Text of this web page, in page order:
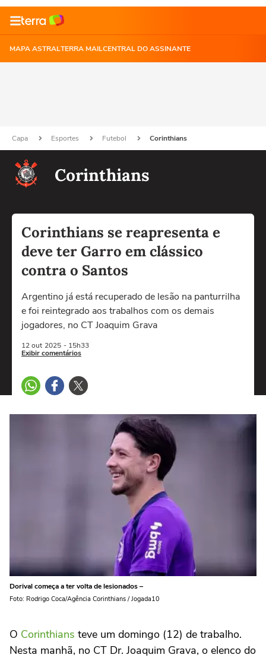
MAPA ASTRALTERRA MAILCENTRAL DO ASSINANTE
Capa Esportes Futebol Corinthians
Corinthians
Corinthians se reapresenta e
deve ter Garro em clássico
contra o Santos
Argentino já está recuperado de lesão na panturrilha
e foi reintegrado aos trabalhos com os demais
jogadores, no CT Joaquim Grava
12 out 2025 - 15h33
Exibir comentários
Dorival começa a ter volta de lesionados –
Foto: Rodrigo Coca/Agência Corinthians / Jogada10
O Corinthians teve um domingo (12) de trabalho.
Nesta manhã, no CT Dr. Joaquim Grava, o elenco do